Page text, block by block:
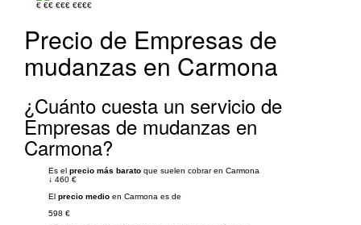
€ €€ €€€ €€€€
Precio de Empresas de
mudanzas en Carmona
¿Cuánto cuesta un servicio de
Empresas de mudanzas en
Carmona?
Es el precio más barato que suelen cobrar en Carmona
↓ 460 €
El precio medio en Carmona es de
598 €